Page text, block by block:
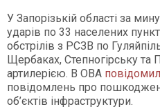
У Запорізькій області за
ударів по 33 населених
обстрілів з РСЗВ по
Щербаках, Степногірську та
артилерією. В ОВА
повідомлень про
об’єктів інфраструктури.